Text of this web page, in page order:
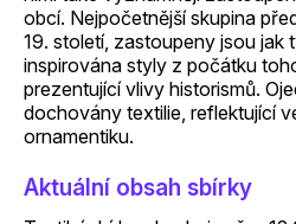
obcí. Nejpočetnější skupina
19. století, zastoupeny jsou jak
inspirována styly z počátku
prezentující vlivy historismů.
dochovány textilie, reflektující
ornamentiku.
Aktuální obsah sbírky